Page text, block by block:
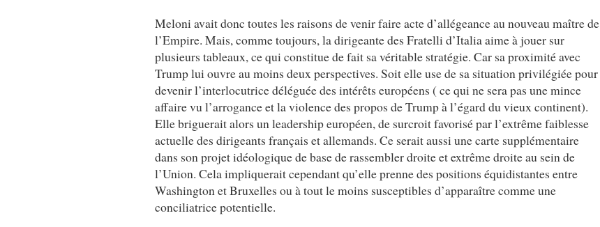
Meloni avait donc toutes les raisons de venir faire acte d’allégeance au nouveau maître de
l’Empire. Mais, comme toujours, la dirigeante des Fratelli d’Italia aime à jouer sur
plusieurs tableaux, ce qui constitue de fait sa véritable stratégie. Car sa proximité avec
Trump lui ouvre au moins deux perspectives. Soit elle use de sa situation privilégiée pour
devenir l’interlocutrice déléguée des intérêts européens ( ce qui ne sera pas une mince
affaire vu l’arrogance et la violence des propos de Trump à l’égard du vieux continent).
Elle briguerait alors un leadership européen, de surcroit favorisé par l’extrême faiblesse
actuelle des dirigeants français et allemands. Ce serait aussi une carte supplémentaire
dans son projet idéologique de base de rassembler droite et extrême droite au sein de
l’Union. Cela impliquerait cependant qu’elle prenne des positions équidistantes entre
Washington et Bruxelles ou à tout le moins susceptibles d’apparaître comme une
conciliatrice potentielle.